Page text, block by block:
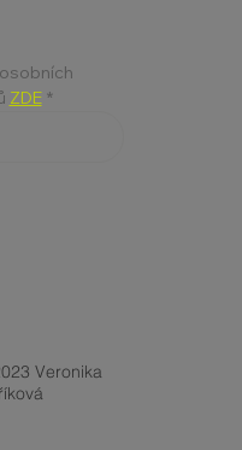
ZDE *
Veronika